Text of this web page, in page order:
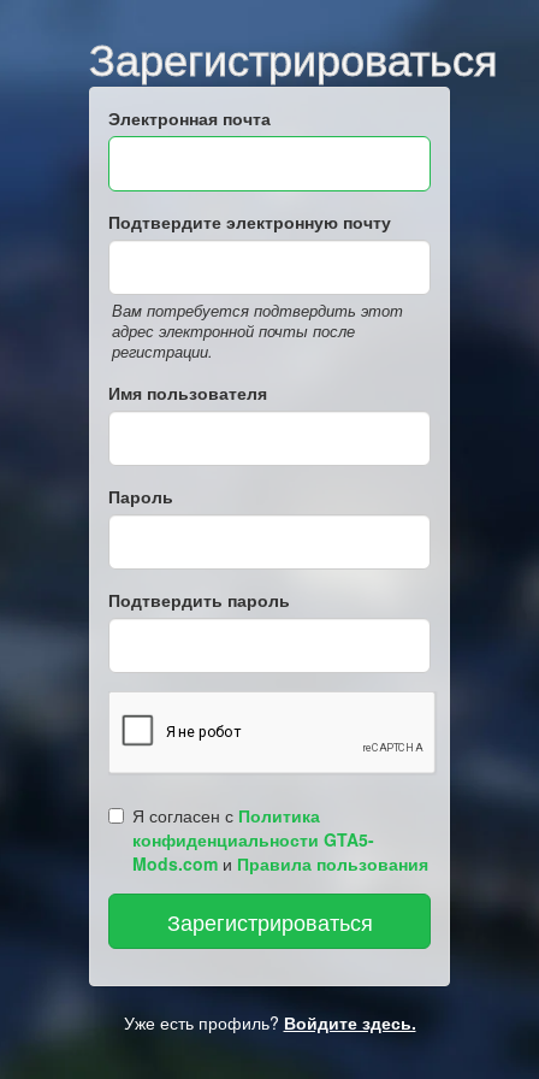
Зарегистрироваться
Электронная почта
Подтвердите электронную почту
Вам потребуется подтвердить этот
адрес электронной почты после
регистрации.
Имя пользователя
Пароль
Подтвердить пароль
Я согласен с Политика
конфиденциальности GTA5-
Mods.com и Правила пользования
Уже есть профиль? Войдите здесь.